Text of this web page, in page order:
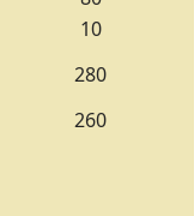
10
280
260